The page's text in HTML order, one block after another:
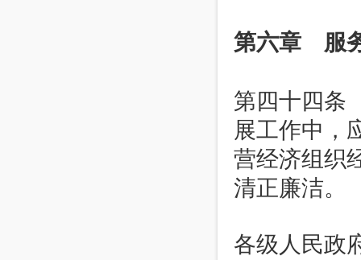
第六章 服
第四十四条
展工作中，
营经济组织
清正廉洁。
各级人民政